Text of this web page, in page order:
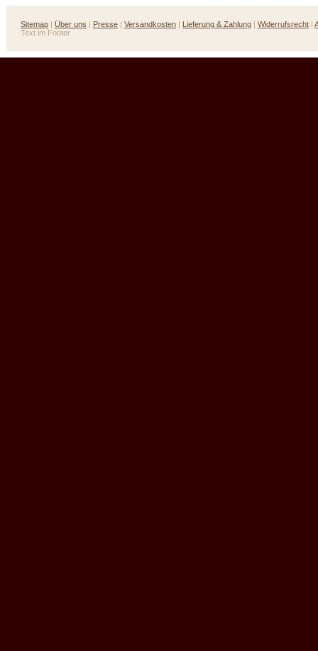
Sitemap | Über uns | Presse | Versandkosten | Lieferung & Zahlung | Widerrufsrecht |
Text im Footer